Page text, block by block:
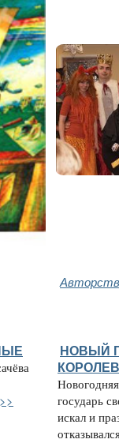
НОВЫЙ
государь
искал и